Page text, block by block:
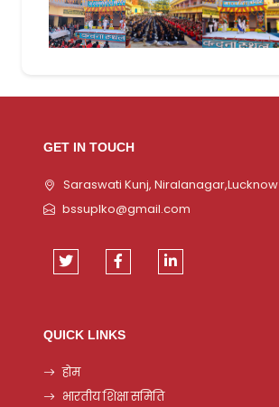
GET IN TOUCH
Saraswati Kunj, Niralanagar,Lucknow
bssuplko@gmail.com
QUICK LINKS
होम
भारतीय शिक्षा समिति